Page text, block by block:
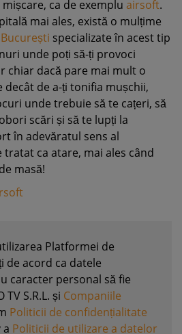
ca de exemplu airsoft.
mai ales, există o mulțime
specializate în acest tip
unde poți să-ți provoci
chiar dacă pare mai mult o
de a-ți tonifia mușchii,
unde trebuie să te cațeri, să
scări și să te lupți la
în adevăratul sens al
ca atare, mai ales când
masă!
Platformei de
de acord ca datele
caracter personal să fie
S.R.L. și Companiile
Politicii de confidențialitate
a Politicii de utilizare a datelor